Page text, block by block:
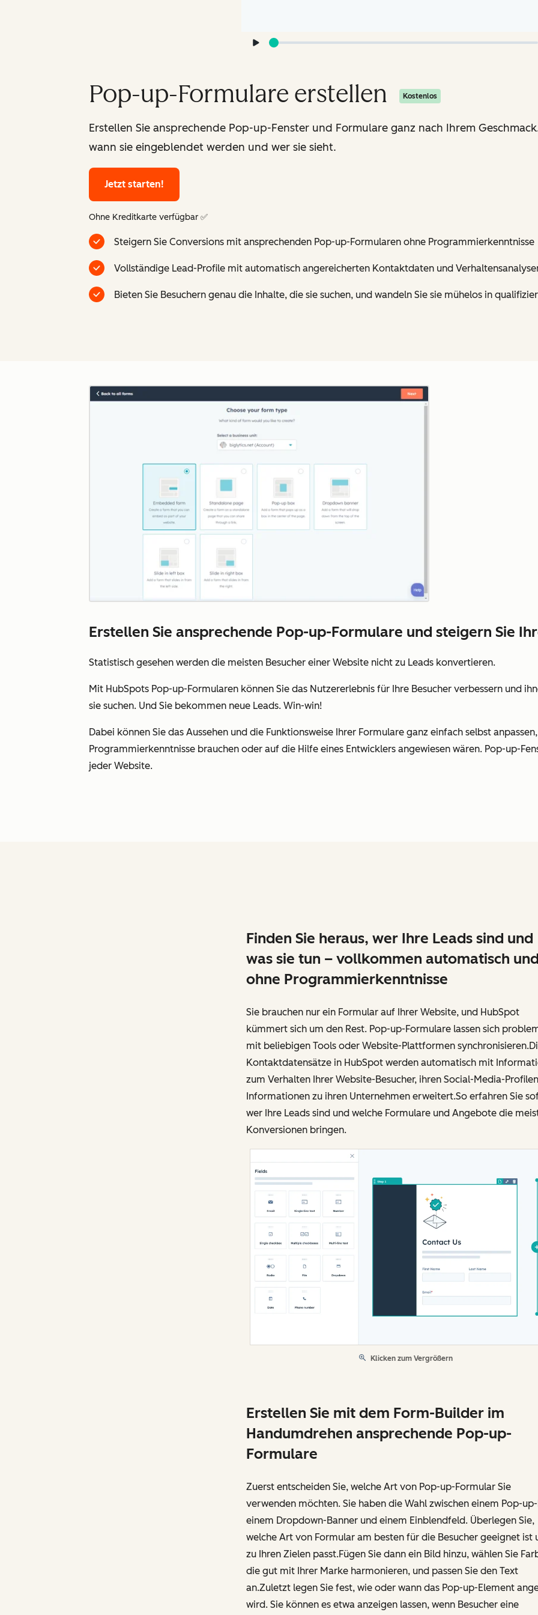
Pop-up-Formulare erstellen Kostenlos
Erstellen Sie ansprechende Pop-up-Fenster und Formulare ganz nach Ihrem
wann sie eingeblendet werden und wer sie sieht.
Jetzt starten!
Ohne Kreditkarte verfügbar ✅
Steigern Sie Conversions mit ansprechenden Pop-up-Formularen ohne Programmierkenntnisse
Vollständige Lead-Profile mit automatisch angereicherten Kontaktdaten und
Bieten Sie Besuchern genau die Inhalte, die sie suchen, und wandeln Sie sie mühelos in
Erstellen Sie ansprechende Pop-up-Formulare und steigern Sie
Statistisch gesehen werden die meisten Besucher einer Website nicht zu Leads konvertieren.
Mit HubSpots Pop-up-Formularen können Sie das Nutzererlebnis für Ihre Besucher verbessern und
sie suchen. Und Sie bekommen neue Leads. Win-win!
Dabei können Sie das Aussehen und die Funktionsweise Ihrer Formulare ganz einfach selbst
Programmierkenntnisse brauchen oder auf die Hilfe eines Entwicklers angewiesen wären. Pop-up-
jeder Website.
Finden Sie heraus, wer Ihre Leads sind und
was sie tun – vollkommen automatisch und
ohne Programmierkenntnisse
Sie brauchen nur ein Formular auf Ihrer Website, und HubSpot
kümmert sich um den Rest. Pop-up-Formulare lassen sich
mit beliebigen Tools oder Website-Plattformen
Kontaktdatensätze in HubSpot werden automatisch mit
zum Verhalten Ihrer Website-Besucher, ihren Social-Media-
Informationen zu ihren Unternehmen erweitert.So erfahren Sie
wer Ihre Leads sind und welche Formulare und Angebote die
Konversionen bringen.
Klicken zum Vergrößern
Erstellen Sie mit dem Form-Builder im
Handumdrehen ansprechende Pop-up-
Formulare
Zuerst entscheiden Sie, welche Art von Pop-up-Formular Sie
verwenden möchten. Sie haben die Wahl zwischen einem Pop-
einem Dropdown-Banner und einem Einblendfeld. Überlegen Sie,
welche Art von Formular am besten für die Besucher geeignet ist
zu Ihren Zielen passt.Fügen Sie dann ein Bild hinzu, wählen Sie
die gut mit Ihrer Marke harmonieren, und passen Sie den Text
an.Zuletzt legen Sie fest, wie oder wann das Pop-up-Element
wird. Sie können es etwa anzeigen lassen, wenn Besucher eine